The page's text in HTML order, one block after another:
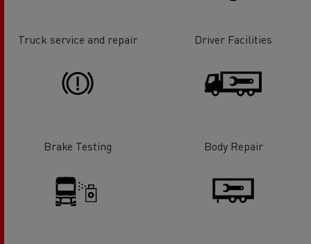
Truck service and repair Driver Facilities
Brake Testing Body Repair